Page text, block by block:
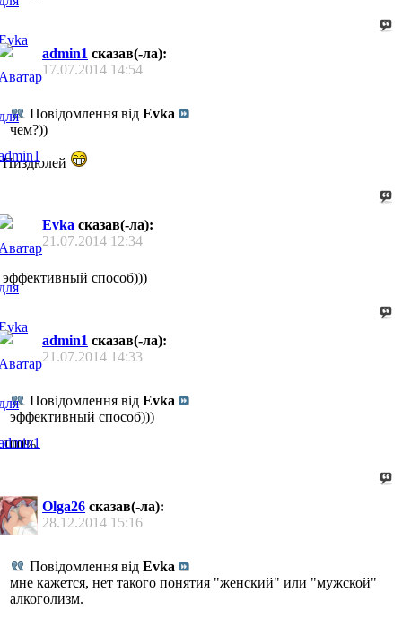
admin1 сказав(-ла):
17.07.2014 14:54
Повідомлення від Evka
чем?))
Пиздюлей
Evka сказав(-ла):
21.07.2014 12:34
эффективный способ)))
admin1 сказав(-ла):
21.07.2014 14:33
Повідомлення від Evka
эффективный способ)))
100%
Olga26 сказав(-ла):
28.12.2014 15:16
Повідомлення від Evka
мне кажется, нет такого понятия "женский" или "мужской"
алкоголизм.